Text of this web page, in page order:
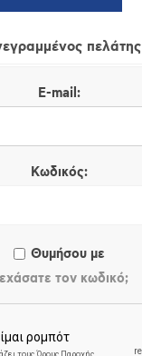
πελάτης
E-mail:
Κωδικός:
Θυμήσου με
τον κωδικό;